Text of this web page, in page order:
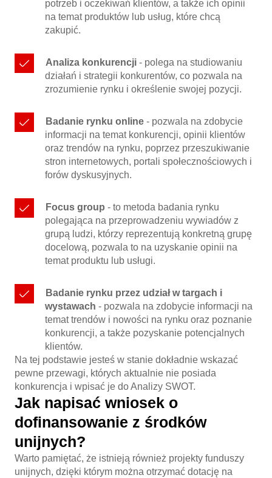
potrzeb i oczekiwań klientów, a także ich opinii
na temat produktów lub usług, które chcą
zakupić.
Analiza konkurencji - polega na studiowaniu
działań i strategii konkurentów, co pozwala na
zrozumienie rynku i określenie swojej pozycji.
Badanie rynku online - pozwala na zdobycie
informacji na temat konkurencji, opinii klientów
oraz trendów na rynku, poprzez przeszukiwanie
stron internetowych, portali społecznościowych i
forów dyskusyjnych.
Focus group - to metoda badania rynku
polegająca na przeprowadzeniu wywiadów z
grupą ludzi, którzy reprezentują konkretną grupę
docelową, pozwala to na uzyskanie opinii na
temat produktu lub usługi.
Badanie rynku przez udział w targach i
wystawach - pozwala na zdobycie informacji na
temat trendów i nowości na rynku oraz poznanie
konkurencji, a także pozyskanie potencjalnych
klientów.
Na tej podstawie jesteś w stanie dokładnie wskazać
pewne przewagi, których aktualnie nie posiada
konkurencja i wpisać je do Analizy SWOT.
Jak napisać wniosek o
dofinansowanie z środków
unijnych?
Warto pamiętać, że istnieją również projekty funduszy
unijnych, dzięki którym można otrzymać dotację na